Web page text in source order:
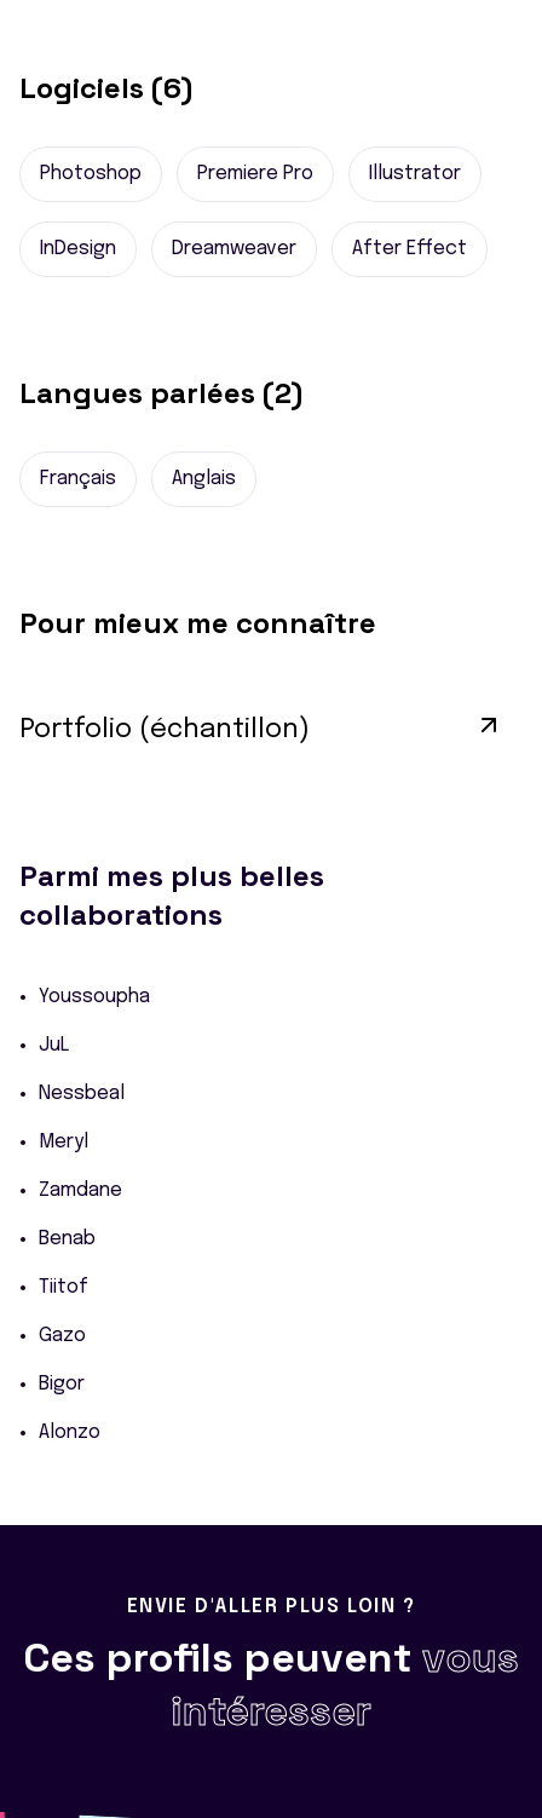
Logiciels (6)
Photoshop Premiere Pro Illustrator
InDesign Dreamweaver After Effect
Langues parlées (2)
Français Anglais
Pour mieux me connaître
Portfolio (échantillon)
Parmi mes plus belles
collaborations
Youssoupha
JuL
Nessbeal
Meryl
Zamdane
Benab
Tiitof
Gazo
Bigor
Alonzo
ENVIE D'ALLER PLUS LOIN ?
Ces profils peuvent vous
intéresser